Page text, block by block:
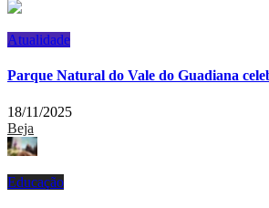
Atualidade
Parque Natural do Vale do Guadiana
18/11/2025
Beja
Educação